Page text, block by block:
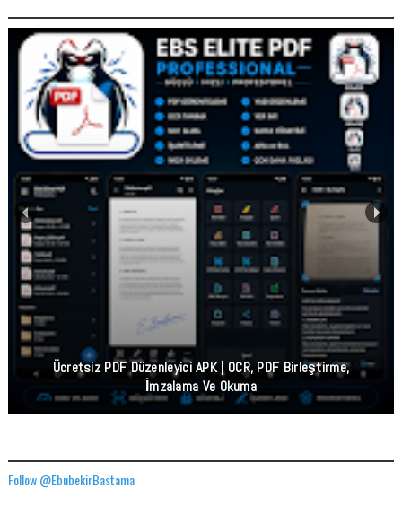
Ücretsiz PDF Düzenleyici APK | OCR, PDF Birleştirme,
İmzalama Ve Okuma
Follow @EbubekirBastama